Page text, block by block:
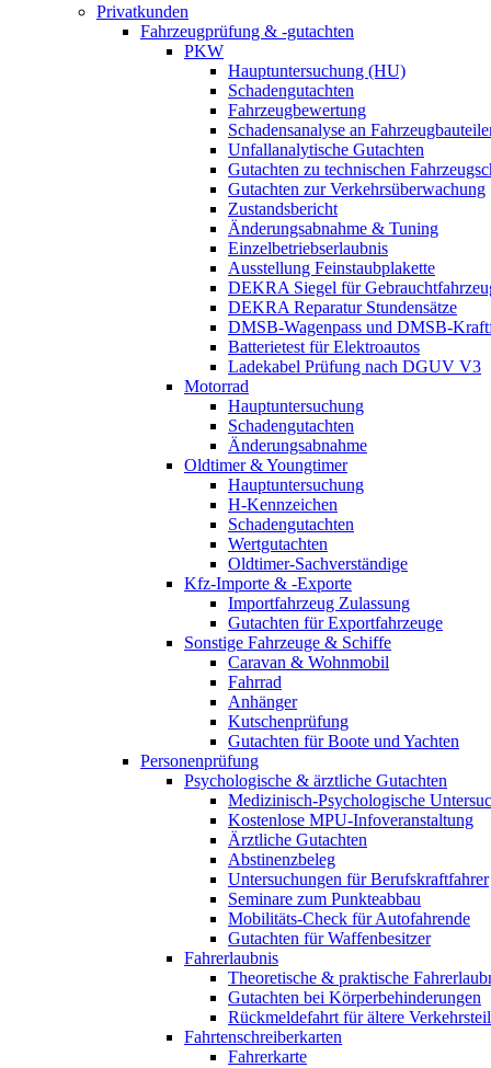
Privatkunden
Fahrzeugprüfung & -gutachten
PKW
Hauptuntersuchung (HU)
Schadengutachten
Fahrzeugbewertung
Schadensanalyse an
Unfallanalytische Gutachten
Gutachten zu technischen
Gutachten zur Verkehrsüberwachung
Zustandsbericht
Änderungsabnahme & Tuning
Einzelbetriebserlaubnis
Ausstellung Feinstaubplakette
DEKRA Siegel für
DEKRA Reparatur Stundensätze
DMSB-Wagenpass und DMSB-
Batterietest für Elektroautos
Ladekabel Prüfung nach DGUV V3
Motorrad
Hauptuntersuchung
Schadengutachten
Änderungsabnahme
Oldtimer & Youngtimer
Hauptuntersuchung
H-Kennzeichen
Schadengutachten
Wertgutachten
Oldtimer-Sachverständige
Kfz-Importe & -Exporte
Importfahrzeug Zulassung
Gutachten für Exportfahrzeuge
Sonstige Fahrzeuge & Schiffe
Caravan & Wohnmobil
Fahrrad
Anhänger
Kutschenprüfung
Gutachten für Boote und Yachten
Personenprüfung
Psychologische & ärztliche Gutachten
Medizinisch-Psychologische
Kostenlose MPU-Infoveranstaltung
Ärztliche Gutachten
Abstinenzbeleg
Untersuchungen für Berufskraftfahrer
Seminare zum Punkteabbau
Mobilitäts-Check für Autofahrende
Gutachten für Waffenbesitzer
Fahrerlaubnis
Theoretische & praktische
Gutachten bei Körperbehinderungen
Rückmeldefahrt für ältere
Fahrtenschreiberkarten
Fahrerkarte